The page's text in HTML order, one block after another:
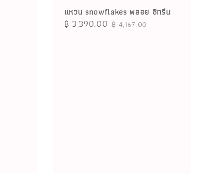
แหวน snowflakes พลอย ซิทรีน
Sale
฿ 3,390.00 Regular
฿ 4,167.00